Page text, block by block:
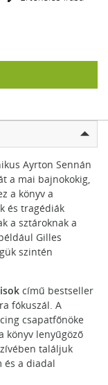
Ayrton Sennán
a mai bajnokokig,
a könyv a
és tragédiák
a sztároknak a
Gilles
szintén
című bestseller
fókuszál. A
csapatfőnöke
könyv lenyűgöző
találjuk
és a diadal